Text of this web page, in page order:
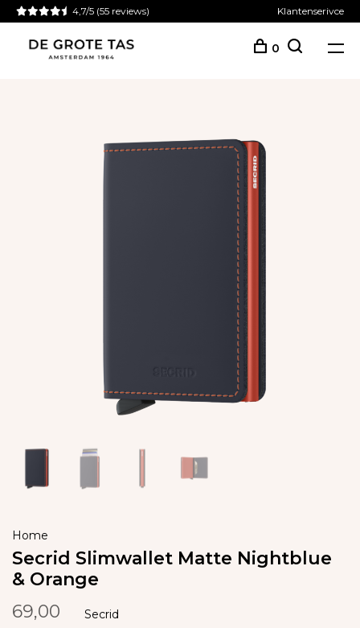
4,7/5 (55 reviews) Klantenserivce
0
Home
Secrid Slimwallet Matte Nightblue
& Orange
69,00
Secrid